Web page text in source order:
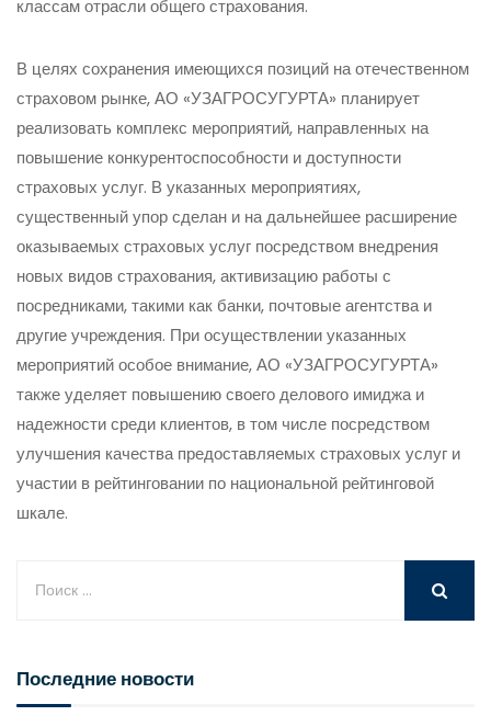
классам отрасли общего страхования.
В целях сохранения имеющихся позиций на отечественном
страховом рынке, АО «УЗАГРОСУГУРТА» планирует
реализовать комплекс мероприятий, направленных на
повышение конкурентоспособности и доступности
страховых услуг. В указанных мероприятиях,
существенный упор сделан и на дальнейшее расширение
оказываемых страховых услуг посредством внедрения
новых видов страхования, активизацию работы с
посредниками, такими как банки, почтовые агентства и
другие учреждения. При осуществлении указанных
мероприятий особое внимание, АО «УЗАГРОСУГУРТА»
также уделяет повышению своего делового имиджа и
надежности среди клиентов, в том числе посредством
улучшения качества предоставляемых страховых услуг и
участии в рейтинговании по национальной рейтинговой
шкале.
Последние новости